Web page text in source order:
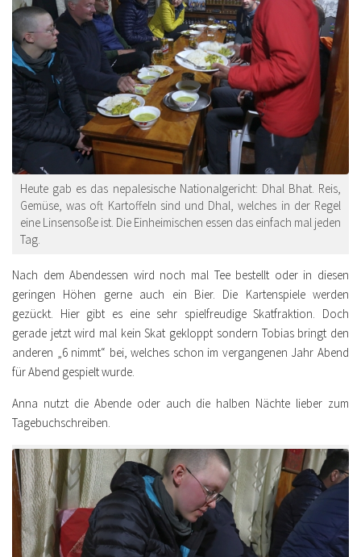
Heute gab es das nepalesische Nationalgericht: Dhal Bhat. Reis,
Gemüse, was oft Kartoffeln sind und Dhal, welches in der Regel
eine Linsensoße ist. Die Einheimischen essen das einfach mal jeden
Tag.
Nach dem Abendessen wird noch mal Tee bestellt oder in diesen
geringen Höhen gerne auch ein Bier. Die Kartenspiele werden
gezückt. Hier gibt es eine sehr spielfreudige Skatfraktion. Doch
gerade jetzt wird mal kein Skat gekloppt sondern Tobias bringt den
anderen „6 nimmt“ bei, welches schon im vergangenen Jahr Abend
für Abend gespielt wurde.
Anna nutzt die Abende oder auch die halben Nächte lieber zum
Tagebuchschreiben.